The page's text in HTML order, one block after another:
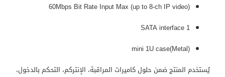
60Mbps Bit Rate Input Max (up to 8-ch IP video)
1 SATA interface
mini 1U case(Metal)
يُستخدم المنتج ضمن حلول كاميرات المراقبة، الإنتركم، التحكم بالدخول،